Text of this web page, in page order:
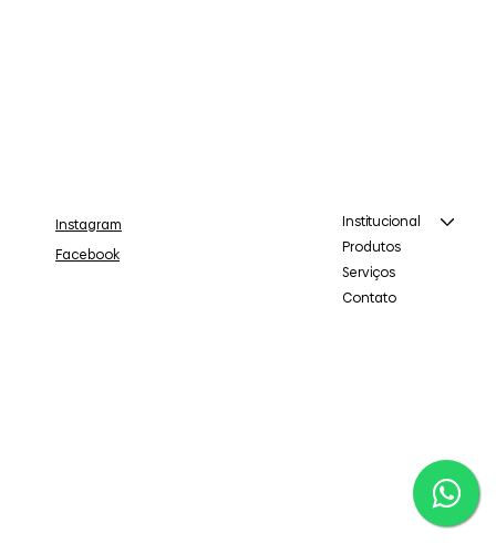
Institucional
Produtos
Serviços
Contato
Instagram
Facebook